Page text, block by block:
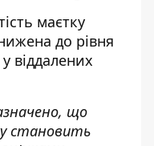
маєтку
до рівня
віддалених
що
становить